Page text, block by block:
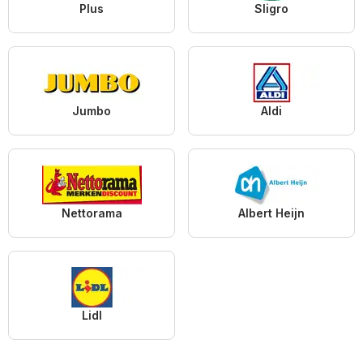
Plus Sligro
Jumbo Aldi
Nettorama Albert Heijn
Lidl